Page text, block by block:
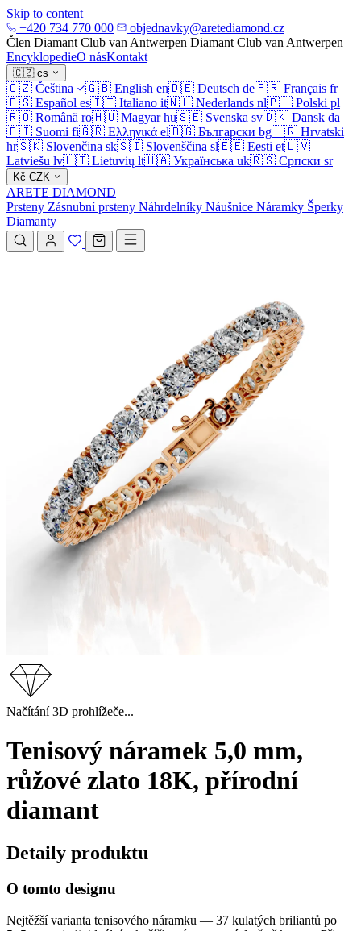
Skip to content
+420 734 770 000
objednavky@aretediamond.cz
Člen Diamant Club van Antwerpen Diamant Club van Antwerpen
EncyklopedieO násKontakt
🇨🇿 cs
🇨🇿 Čeština 🇬🇧 English en🇩🇪 Deutsch de🇫🇷 Français fr
🇪🇸 Español es🇮🇹 Italiano it🇳🇱 Nederlands nl🇵🇱 Polski pl
🇷🇴 Română ro🇭🇺 Magyar hu🇸🇪 Svenska sv🇩🇰 Dansk da
🇫🇮 Suomi fi🇬🇷 Ελληνικά el🇧🇬 Български bg🇭🇷 Hrvatski
hr🇸🇰 Slovenčina sk🇸🇮 Slovenščina sl🇪🇪 Eesti et🇱🇻
Latviešu lv🇱🇹 Lietuvių lt🇺🇦 Українська uk🇷🇸 Српски sr
Kč CZK
ARETE DIAMOND
Prsteny Zásnubní prsteny Náhrdelníky Náušnice Náramky Šperky
Diamanty
Načítání 3D prohlížeče...
Tenisový náramek 5,0 mm,
růžové zlato 18K, přírodní
diamant
Detaily produktu
O tomto designu
Nejtěžší varianta tenisového náramku — 37 kulatých briliantů po